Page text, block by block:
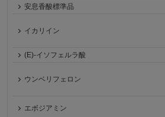
安息香酸標準品
イカリイン
(E)-イソフェルラ酸
ウンベリフェロン
エボジアミン